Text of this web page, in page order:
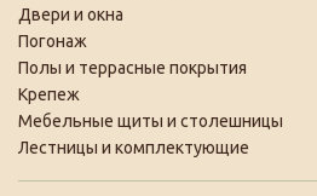
Двери и окна
Погонаж
Полы и террасные покрытия
Крепеж
Мебельные щиты и столешницы
Лестницы и комплектующие